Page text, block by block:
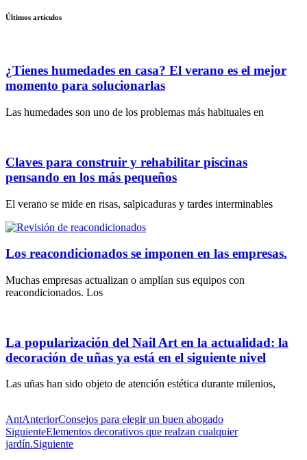
Últimos artículos
¿Tienes humedades en casa? El verano es el mejor
momento para solucionarlas
Las humedades son uno de los problemas más habituales en
Claves para construir y rehabilitar piscinas
pensando en los más pequeños
El verano se mide en risas, salpicaduras y tardes interminables
Los reacondicionados se imponen en las empresas.
Muchas empresas actualizan o amplían sus equipos con
reacondicionados. Los
La popularización del Nail Art en la actualidad: la
decoración de uñas ya está en el siguiente nivel
Las uñas han sido objeto de atención estética durante milenios,
AntAnteriorConsejos para elegir un buen abogado
SiguienteElementos decorativos que realzan cualquier
jardín.Siguiente